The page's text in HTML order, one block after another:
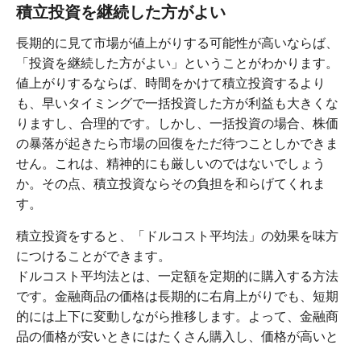
積立投資を継続した方がよい
長期的に見て市場が値上がりする可能性が高いならば、
「投資を継続した方がよい」ということがわかります。
値上がりするならば、時間をかけて積立投資するより
も、早いタイミングで一括投資した方が利益も大きくな
りますし、合理的です。しかし、一括投資の場合、株価
の暴落が起きたら市場の回復をただ待つことしかできま
せん。これは、精神的にも厳しいのではないでしょう
か。その点、積立投資ならその負担を和らげてくれま
す。
積立投資をすると、「ドルコスト平均法」の効果を味方
につけることができます。
ドルコスト平均法とは、一定額を定期的に購入する方法
です。金融商品の価格は長期的に右肩上がりでも、短期
的には上下に変動しながら推移します。よって、金融商
品の価格が安いときにはたくさん購入し、価格が高いと